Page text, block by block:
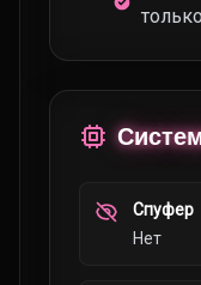
Спуфер
Нет